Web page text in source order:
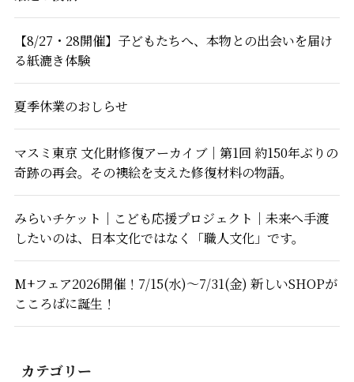
【8/27・28開催】子どもたちへ、本物との出会いを届け
る紙漉き体験
夏季休業のおしらせ
マスミ東京 文化財修復アーカイブ｜第1回 約150年ぶりの
奇跡の再会。その襖絵を支えた修復材料の物語。
みらいチケット｜こども応援プロジェクト｜未来へ手渡
したいのは、日本文化ではなく「職人文化」です。
M+フェア2026開催！7/15(水)～7/31(金) 新しいSHOPが
こころばに誕生！
カテゴリー